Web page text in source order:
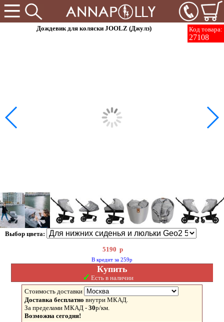
Код товара:
27108
Дождевик для коляски JOOLZ (Джулз)
Выбор цвета:
5190 р
В кредит за 259р
Купить
✓ Есть в наличии
Стоимость доставки
Доставка бесплатно внутри МКАД.
За пределами МКАД - 30р/км.
Возможна сегодня!